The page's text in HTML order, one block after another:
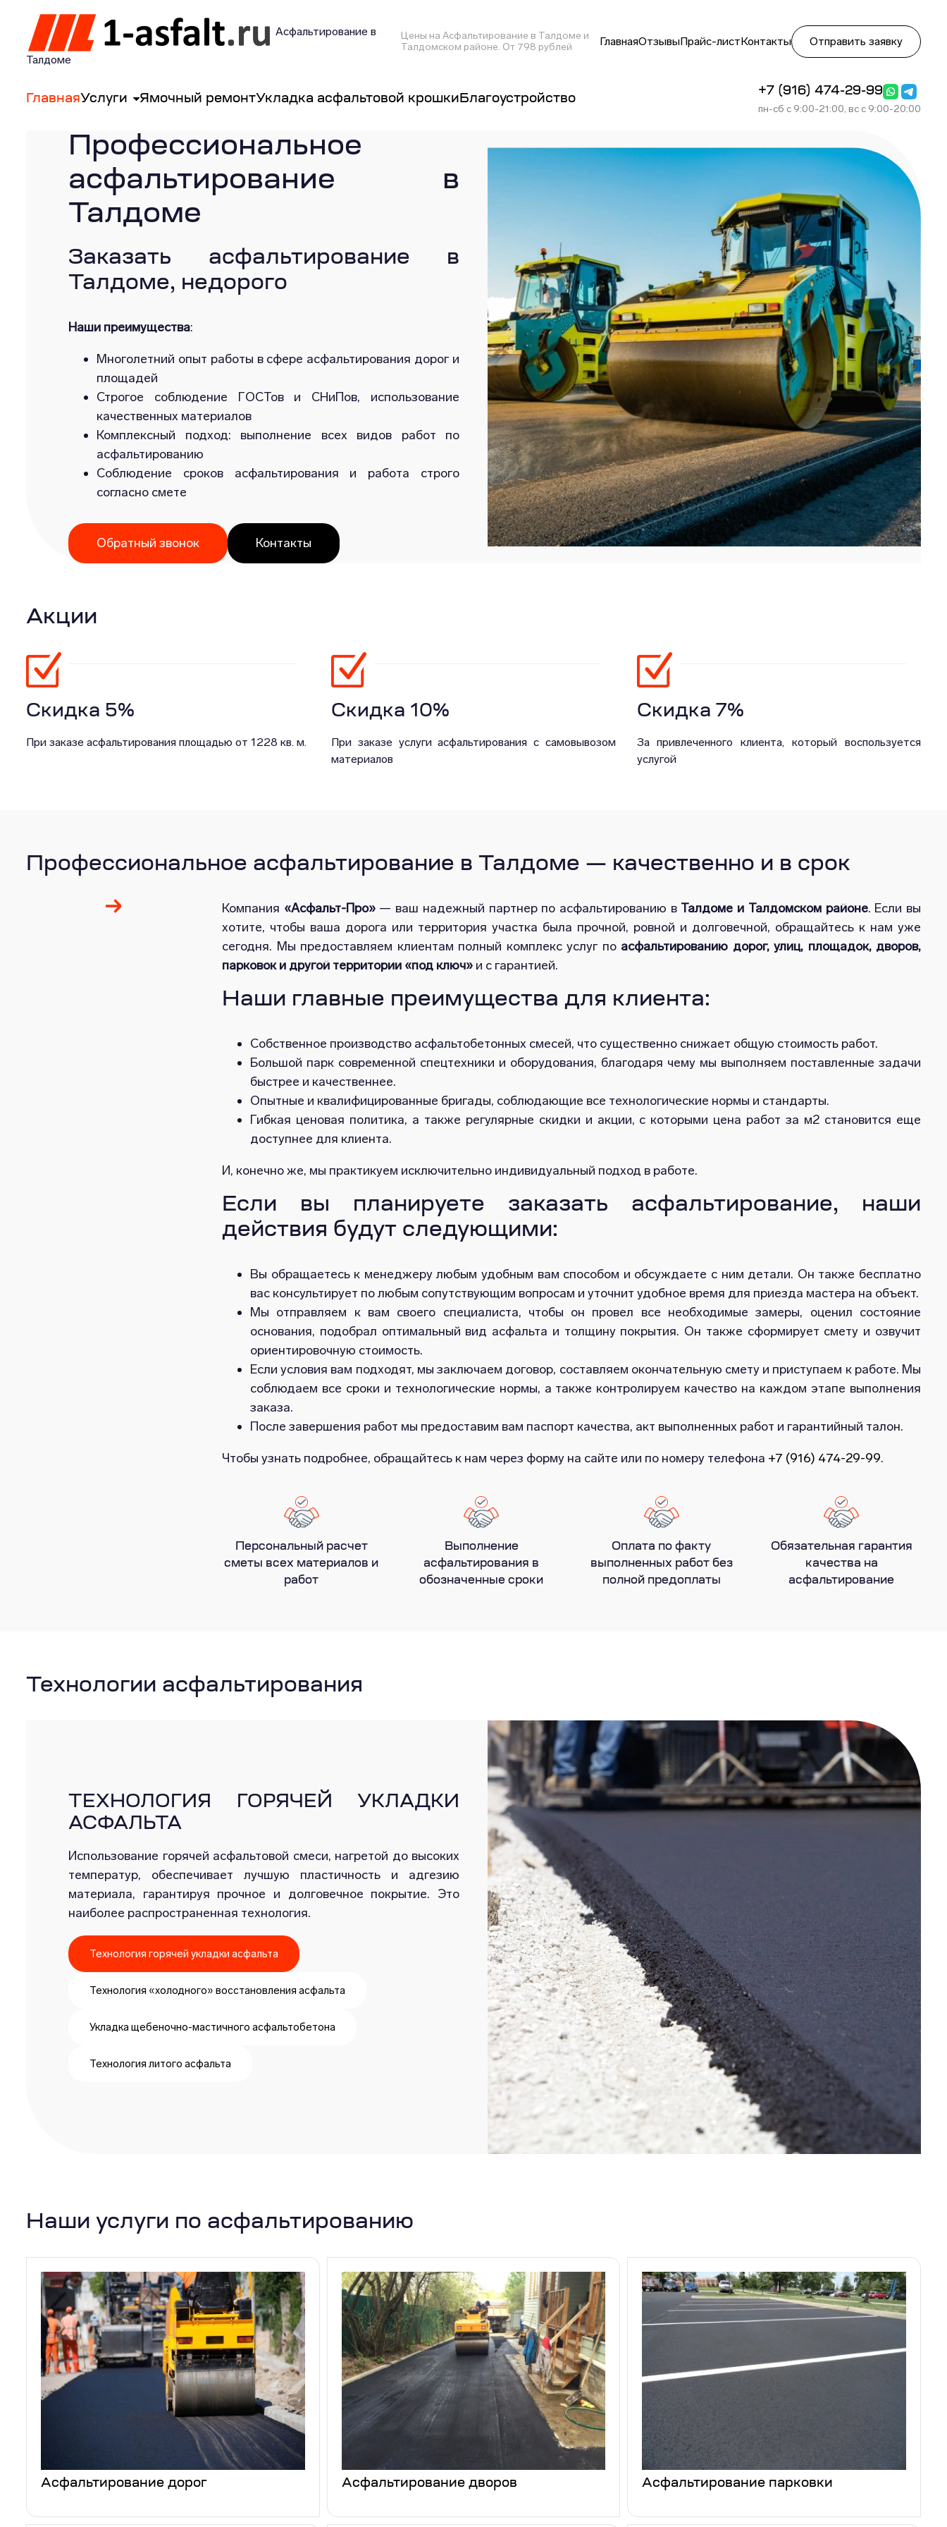
Асфальтирование в
Талдоме
Цены на Асфальтирование в Талдоме и
Талдомском районе. От 798 рублей
ГлавнаяОтзывыПрайс-листКонтакты Отправить заявку
ГлавнаяУслуги Ямочный ремонтУкладка асфальтовой крошки Благоустройство
+7 (916) 474-29-99
пн-сб с 9:00-21:00, вс с 9:00-20:00
Профессиональное
асфальтирование в
Талдоме
Заказать асфальтирование в
Талдоме, недорого
Наши преимущества:
Многолетний опыт работы в сфере асфальтирования дорог и
площадей
Строгое соблюдение ГОСТов и СНиПов, использование
качественных материалов
Комплексный подход: выполнение всех видов работ по
асфальтированию
Соблюдение сроков асфальтирования и работа строго
согласно смете
Обратный звонок Контакты
Акции
Скидка 5%
При заказе асфальтирования площадью от 1228 кв. м.
Скидка 10%
При заказе услуги асфальтирования с самовывозом
материалов
Скидка 7%
За привлеченного клиента, который воспользуется
услугой
Профессиональное асфальтирование в Талдоме — качественно и в срок
Компания «Асфальт-Про»— ваш надежный партнер по асфальтированию в Талдоме и Талдомском районе. Если вы
хотите, чтобы ваша дорога или территория участка была прочной, ровной и долговечной, обращайтесь к нам уже
сегодня. Мы предоставляем клиентам полный комплекс услуг по асфальтированию дорог, улиц, площадок, дворов,
парковок и другой территории «под ключ» и с гарантией.
Наши главные преимущества для клиента:
Собственное производство асфальтобетонных смесей, что существенно снижает общую стоимость работ.
Большой парк современной спецтехники и оборудования, благодаря чему мы выполняем поставленные задачи
быстрее и качественнее.
Опытные и квалифицированные бригады, соблюдающие все технологические нормы и стандарты.
Гибкая ценовая политика, а также регулярные скидки и акции, с которыми цена работ за м2 становится еще
доступнее для клиента.
И, конечно же, мы практикуем исключительно индивидуальный подход в работе.
Если вы планируете заказать асфальтирование, наши
действия будут следующими:
Вы обращаетесь к менеджеру любым удобным вам способом и обсуждаете с ним детали. Он также бесплатно
вас консультирует по любым сопутствующим вопросам и уточнит удобное время для приезда мастера на объект.
Мы отправляем к вам своего специалиста, чтобы он провел все необходимые замеры, оценил состояние
основания, подобрал оптимальный вид асфальта и толщину покрытия. Он также сформирует смету и озвучит
ориентировочную стоимость.
Если условия вам подходят, мы заключаем договор, составляем окончательную смету и приступаем к работе. Мы
соблюдаем все сроки и технологические нормы, а также контролируем качество на каждом этапе выполнения
заказа.
После завершения работ мы предоставим вам паспорт качества, акт выполненных работ и гарантийный талон.
Чтобы узнать подробнее, обращайтесь к нам через форму на сайте или по номеру телефона +7 (916) 474-29-99.
Персональный расчет
сметы всех материалов и
работ
Выполнение
асфальтирования в
обозначенные сроки
Оплата по факту
выполненных работ без
полной предоплаты
Обязательная гарантия
качества на
асфальтирование
Технологии асфальтирования
ТЕХНОЛОГИЯ ГОРЯЧЕЙ УКЛАДКИ
АСФАЛЬТА
Использование горячей асфальтовой смеси, нагретой до высоких
температур, обеспечивает лучшую пластичность и адгезию
материала, гарантируя прочное и долговечное покрытие. Это
наиболее распространенная технология.
Технология горячей укладки асфальта
Технология «холодного» восстановления асфальта
Укладка щебеночно-мастичного асфальтобетона
Технология литого асфальта
Наши услуги по асфальтированию
Асфальтирование дорог Асфальтирование дворов Асфальтирование парковки